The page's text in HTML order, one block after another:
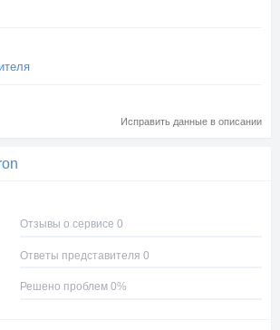
Исправить данные в описании
Отзывы о сервисе 0
Ответы представителя 0
Решено проблем 0%